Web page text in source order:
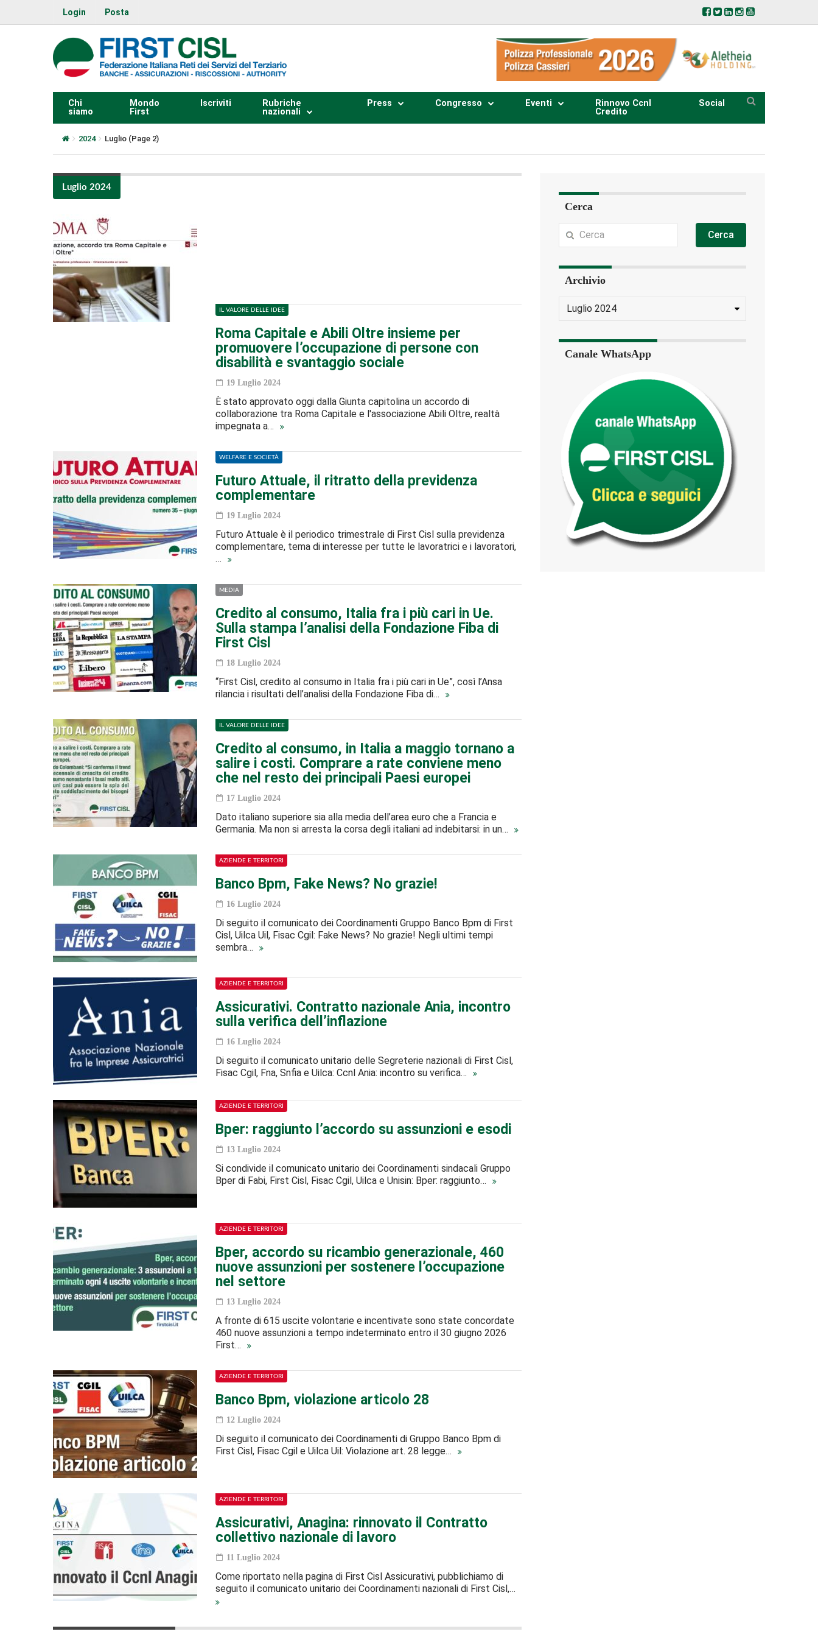
Login Posta
Chi
siamo
Mondo
First
Iscriviti
Rubriche
nazionali
Press Congresso Eventi
Rinnovo Ccnl
Credito
Social
2024 Luglio (Page 2)
Luglio 2024
IL VALORE DELLE IDEE
Roma Capitale e Abili Oltre insieme per
promuovere l’occupazione di persone con
disabilità e svantaggio sociale
19 Luglio 2024
È stato approvato oggi dalla Giunta capitolina un accordo di
collaborazione tra Roma Capitale e l'associazione Abili Oltre, realtà
impegnata a…
WELFARE E SOCIETÀ
Futuro Attuale, il ritratto della previdenza
complementare
19 Luglio 2024
Futuro Attuale è il periodico trimestrale di First Cisl sulla previdenza
complementare, tema di interesse per tutte le lavoratrici e i lavoratori,
…
MEDIA
Credito al consumo, Italia fra i più cari in Ue.
Sulla stampa l’analisi della Fondazione Fiba di
First Cisl
18 Luglio 2024
“First Cisl, credito al consumo in Italia fra i più cari in Ue”, così l’Ansa
rilancia i risultati dell’analisi della Fondazione Fiba di…
IL VALORE DELLE IDEE
Credito al consumo, in Italia a maggio tornano a
salire i costi. Comprare a rate conviene meno
che nel resto dei principali Paesi europei
17 Luglio 2024
Dato italiano superiore sia alla media dell’area euro che a Francia e
Germania. Ma non si arresta la corsa degli italiani ad indebitarsi: in un…
AZIENDE E TERRITORI
Banco Bpm, Fake News? No grazie!
16 Luglio 2024
Di seguito il comunicato dei Coordinamenti Gruppo Banco Bpm di First
Cisl, Uilca Uil, Fisac Cgil: Fake News? No grazie! Negli ultimi tempi
sembra…
AZIENDE E TERRITORI
Assicurativi. Contratto nazionale Ania, incontro
sulla verifica dell’inflazione
16 Luglio 2024
Di seguito il comunicato unitario delle Segreterie nazionali di First Cisl,
Fisac Cgil, Fna, Snfia e Uilca: Ccnl Ania: incontro su verifica…
AZIENDE E TERRITORI
Bper: raggiunto l’accordo su assunzioni e esodi
13 Luglio 2024
Si condivide il comunicato unitario dei Coordinamenti sindacali Gruppo
Bper di Fabi, First Cisl, Fisac Cgil, Uilca e Unisin: Bper: raggiunto…
AZIENDE E TERRITORI
Bper, accordo su ricambio generazionale, 460
nuove assunzioni per sostenere l’occupazione
nel settore
13 Luglio 2024
A fronte di 615 uscite volontarie e incentivate sono state concordate
460 nuove assunzioni a tempo indeterminato entro il 30 giugno 2026
First…
AZIENDE E TERRITORI
Banco Bpm, violazione articolo 28
12 Luglio 2024
Di seguito il comunicato dei Coordinamenti di Gruppo Banco Bpm di
First Cisl, Fisac Cgil e Uilca Uil: Violazione art. 28 legge…
AZIENDE E TERRITORI
Assicurativi, Anagina: rinnovato il Contratto
collettivo nazionale di lavoro
11 Luglio 2024
Come riportato nella pagina di First Cisl Assicurativi, pubblichiamo di
seguito il comunicato unitario dei Coordinamenti nazionali di First Cisl,…
Cerca
Cerca
Archivio
Canale WhatsApp